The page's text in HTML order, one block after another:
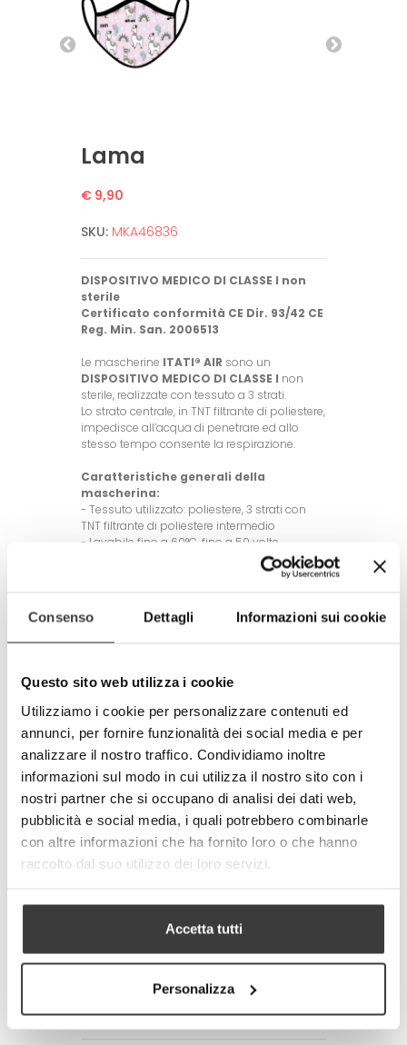
Consenso Dettagli Informazioni sui cookie
Questo sito web utilizza i cookie
Utilizziamo i cookie per personalizzare contenuti ed
annunci, per fornire funzionalità dei social media e per
analizzare il nostro traffico. Condividiamo inoltre
informazioni sul modo in cui utilizza il nostro sito con i
nostri partner che si occupano di analisi dei dati web,
pubblicità e social media, i quali potrebbero combinarle
con altre informazioni che ha fornito loro o che hanno
raccolto dal suo utilizzo dei loro servizi.
Accetta tutti
Personalizza
Lama
€ 9,90
SKU: MKA46836
DISPOSITIVO MEDICO DI CLASSE I non
sterile
Certificato conformità CE Dir. 93/42 CE
Reg. Min. San. 2006513
Le mascherine ITATI® AIR sono un
DISPOSITIVO MEDICO DI CLASSE I non
sterile, realizzate con tessuto a 3 strati.
Lo strato centrale, in TNT filtrante di poliestere,
impedisce all’acqua di penetrare ed allo
stesso tempo consente la respirazione.
Caratteristiche generali della
mascherina:
- Tessuto utilizzato: poliestere, 3 strati con
TNT filtrante di poliestere intermedio
- Lavabile fino a 60°C, fino a 50 volte
- Taglia unica ed unisex (con anellini in
gomma di regolazione lunghezza nastro
OEKO-TEX®
- Made in Italy
- Peso totale: 250 g/mq (+/- 10%)
- Composizione tessile:
100 % Poliestere (mascherina)
77 % Poliestere + 23 % Elastomero (nastro
elastico)
Dimensioni bambino: 14x14x6 cm
CURA/MANUTENZIONE
prima gli anelli in silicone di regolazione dei
- Lavare e disinfettare quotidianamente la
con acqua calda fino a 60°C.
E’ consigliabile stirare sempre la mascherina
dopo il suo lavaggio poiché la stiratura
consente allo strato in TNT filtrante di essere
sempre compatto aumentando le
performance di filtrazione.